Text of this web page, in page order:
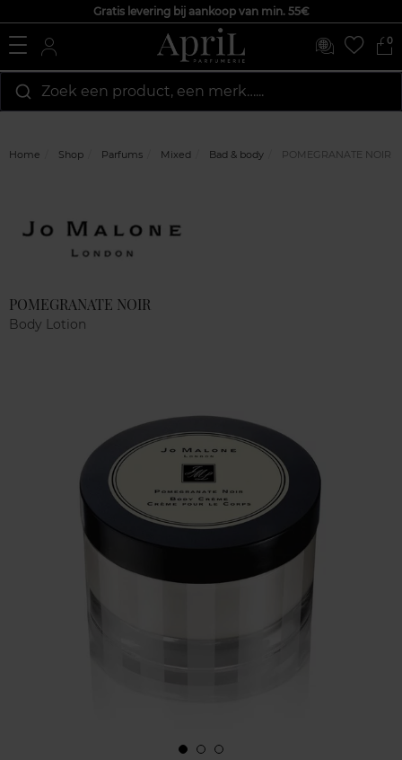
Gratis levering bij aankoop van min. 55€
0
Zoek een product, een merk…...
Home Shop Parfums Mixed Bad & body POMEGRANATE NOIR
POMEGRANATE NOIR
Body Lotion